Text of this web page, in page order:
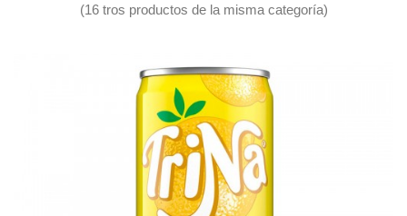
(16 tros productos de la misma categoría)